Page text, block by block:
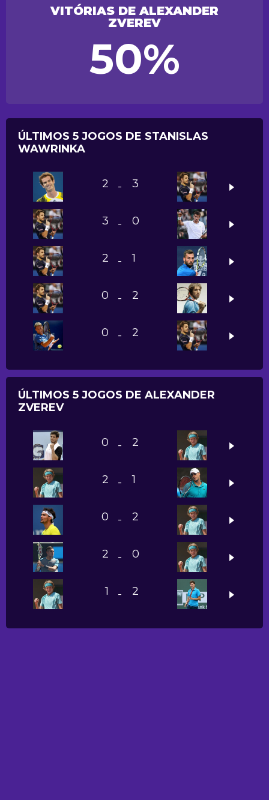
VITÓRIAS DE ALEXANDER
ZVEREV
50%
ÚLTIMOS 5 JOGOS DE STANISLAS
WAWRINKA
2 - 3
3 - 0
2 - 1
0 - 2
0 - 2
ÚLTIMOS 5 JOGOS DE ALEXANDER
ZVEREV
0 - 2
2 - 1
0 - 2
2 - 0
1 - 2